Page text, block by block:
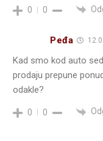
0 0
Peđa
Kad smo kod auto
prodaju prepune
odakle?
0 0